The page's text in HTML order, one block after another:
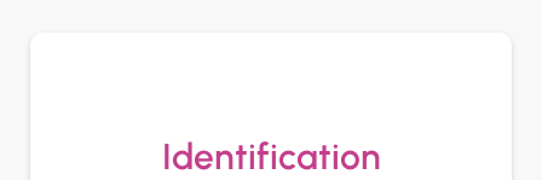
Identification